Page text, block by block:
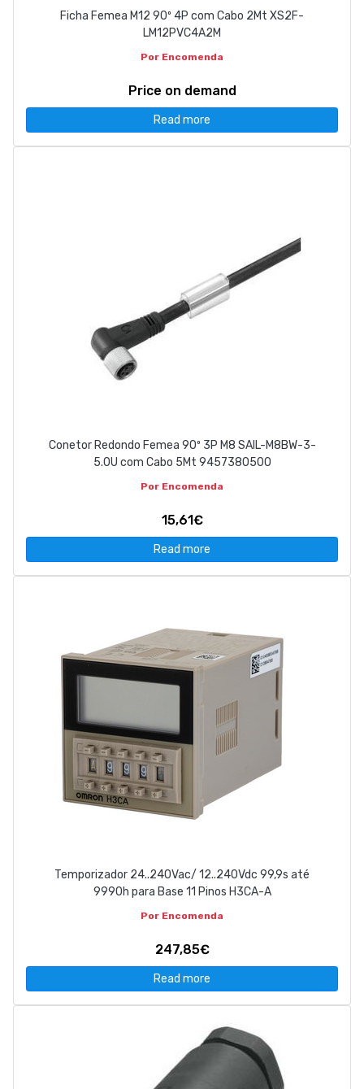
Ficha Femea M12 90º 4P com Cabo 2Mt XS2F-
LM12PVC4A2M
Por Encomenda
Price on demand
Read more
Conetor Redondo Femea 90º 3P M8 SAIL-M8BW-3-
5.0U com Cabo 5Mt 9457380500
Por Encomenda
15,61€
Read more
Temporizador 24..240Vac/ 12..240Vdc 99,9s até
9990h para Base 11 Pinos H3CA-A
Por Encomenda
247,85€
Read more